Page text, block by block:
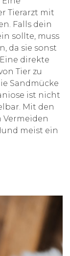
Tierarzt mit
Falls dein
sollte, muss
da sie sonst
direkte
Tier zu
Sandmücke
ist nicht
Mit den
meist ein